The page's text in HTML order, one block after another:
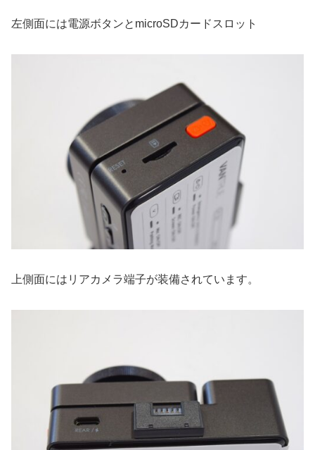
左側面には電源ボタンとmicroSDカードスロット
上側面にはリアカメラ端子が装備されています。